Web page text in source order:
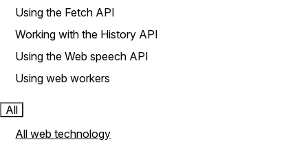
Using the Fetch API
Working with the History API
Using the Web speech API
Using web workers
All
All web technology